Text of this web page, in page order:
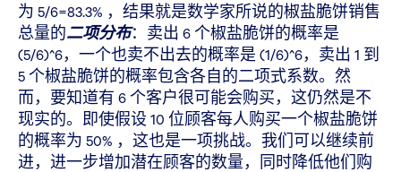
为 5/6=83.3% ，结果就是数学家所说的椒盐脆饼销售
总量的二项分布：卖出 6 个椒盐脆饼的概率是
(5/6)^6，一个也卖不出去的概率是 (1/6)^6，卖出 1 到
5 个椒盐脆饼的概率包含各自的二项式系数。然
而，要知道有 6 个客户很可能会购买，这仍然是不
现实的。即使假设 10 位顾客每人购买一个椒盐脆饼
的概率为 50% ，这也是一项挑战。我们可以继续前
进，进一步增加潜在顾客的数量，同时降低他们购